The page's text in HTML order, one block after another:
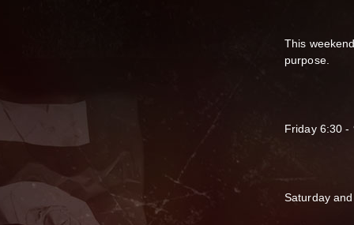
This
purpose.
Friday 6:30 -
Saturday